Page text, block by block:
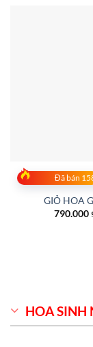
Đã bán
GIỎ HOA
790.000
HOA SINH